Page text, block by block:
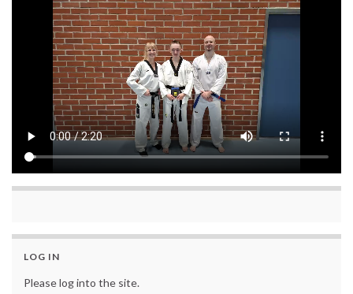
LOG IN
Please log into the site.